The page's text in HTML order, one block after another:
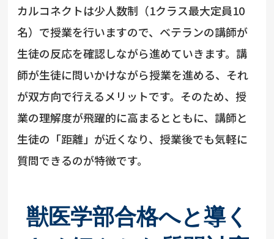
カルコネクトは少人数制（1クラス最大定員10
名）で授業を行いますので、ベテランの講師が
生徒の反応を確認しながら進めていきます。講
師が生徒に問いかけながら授業を進める、それ
が双方向で行えるメリットです。そのため、授
業の理解度が飛躍的に高まるとともに、講師と
生徒の「距離」が近くなり、授業後でも気軽に
質問できるのが特徴です。
獣医学部合格へと導く